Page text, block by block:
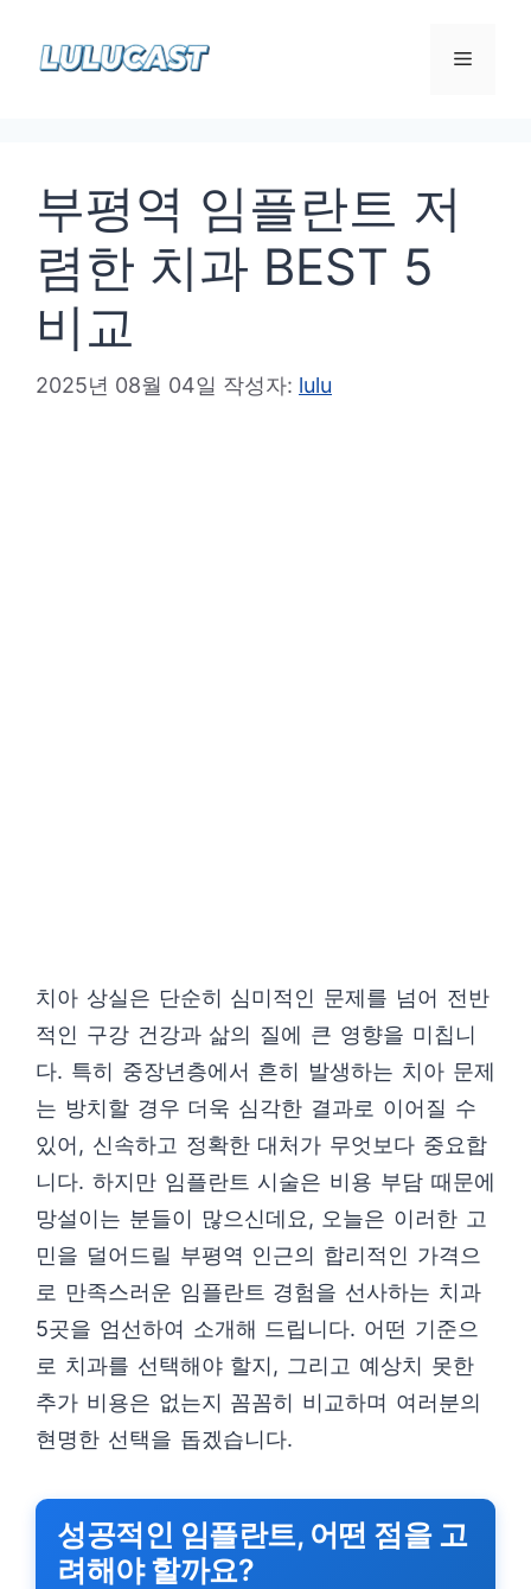
메
부평역 임플란트 저
렴한 치과 BEST 5
비교
2025년 08월 04일 작성자: lulu
치아 상실은 단순히 심미적인 문제를 넘어 전반
적인 구강 건강과 삶의 질에 큰 영향을 미칩니
다. 특히 중장년층에서 흔히 발생하는 치아 문제
는 방치할 경우 더욱 심각한 결과로 이어질 수
있어, 신속하고 정확한 대처가 무엇보다 중요합
니다. 하지만 임플란트 시술은 비용 부담 때문에
망설이는 분들이 많으신데요, 오늘은 이러한 고
민을 덜어드릴 부평역 인근의 합리적인 가격으
로 만족스러운 임플란트 경험을 선사하는 치과
5곳을 엄선하여 소개해 드립니다. 어떤 기준으
로 치과를 선택해야 할지, 그리고 예상치 못한
추가 비용은 없는지 꼼꼼히 비교하며 여러분의
현명한 선택을 돕겠습니다.
성공적인 임플란트, 어떤 점을 고
려해야 할까요?